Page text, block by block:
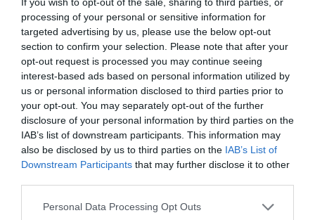
processing of your personal or sensitive information for
targeted advertising by us, please use the below opt-out
section to confirm your selection. Please note that after your
opt-out request is processed you may continue seeing
interest-based ads based on personal information utilized by
us or personal information disclosed to third parties prior to
your opt-out. You may separately opt-out of the further
disclosure of your personal information by third parties on the
IAB’s list of downstream participants. This information may
also be disclosed by us to third parties on the IAB’s List of
Downstream Participants that may further disclose it to other
Personal Data Processing Opt Outs
Javier Sáez de la Fuente,farmacéuticodelHU Ramón
y Cajalycoordinador de grupos de trabajode la
que el
ensayo SNAP
—ensayo de plataforma
adaptativa en bacteriemia por Staphylococcus aureus
con más de 3.900 participantes— no demostró
beneficio de laclindamicinaadyuvante sobre la
mortalidad a 90 días. "Junto con los datos previos del
ensayo ARREST con rifampicina , los resultados hacen
cada vez menos verosímil que los antibióticos